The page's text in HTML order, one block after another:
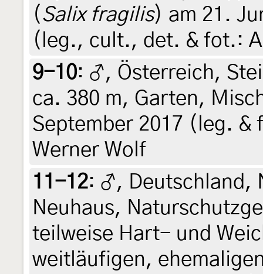
( Salix fragilis) am 21.
(leg., cult., det. & fot.:
9-10: ♂, Österreich,
ca. 380 m, Garten,
September 2017 (leg.
Werner Wolf
11-12: ♂, Deutschland,
Neuhaus,
teilweise Hart- und
weitläufigen,